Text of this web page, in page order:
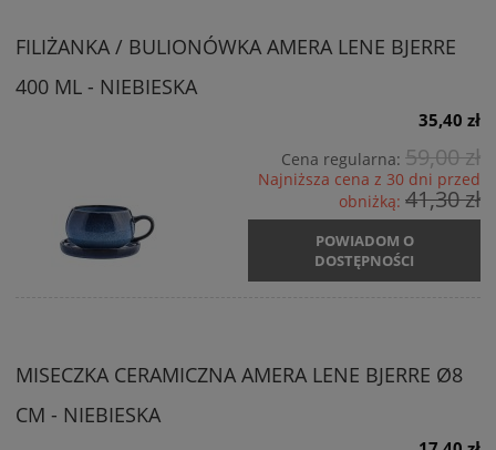
FILIŻANKA / BULIONÓWKA AMERA LENE BJERRE
400 ML - NIEBIESKA
35,40 zł
Cena regularna: 59,00 zł
Najniższa cena z 30 dni przed
obniżką: 41,30 zł
POWIADOM O
DOSTĘPNOŚCI
MISECZKA CERAMICZNA AMERA LENE BJERRE Ø8
CM - NIEBIESKA